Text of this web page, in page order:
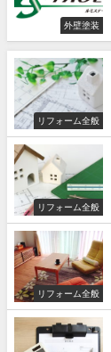
外壁塗装
リフォーム全般
リフォーム全般
リフォーム全般